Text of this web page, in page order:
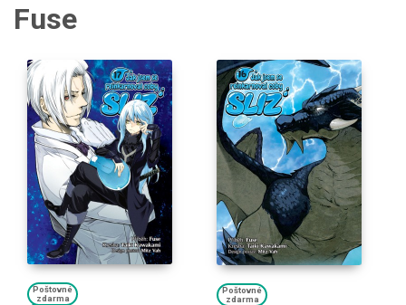
Fuse
Poštovné
zdarma
Poštovné
zdarma